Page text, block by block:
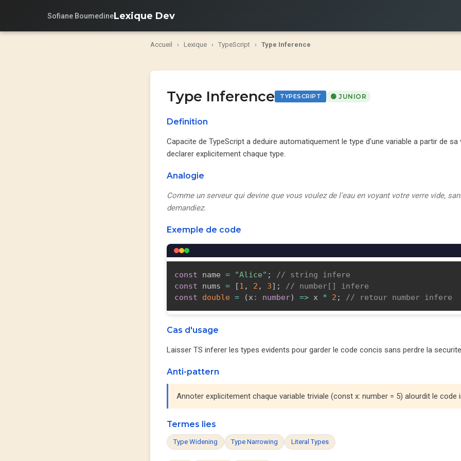
Sofiane BoumedineLexique Dev
Accueil › Lexique › TypeScript › Type Inference
Type Inference TYPESCRIPT 🟢 JUNIOR
Definition
Capacite de TypeScript a deduire automatiquement le type d'une variable a partir de sa
declarer explicitement chaque type.
Analogie
Comme un serveur qui devine que vous voulez de l'eau en voyant votre verre vide,
demandiez.
Exemple de code
const name = "Alice" ;
// string infere
const nums = [1 , 2 , 3] ;
// number[] infere
const
double = (x : number) => x * 2 ; // retour number infere
Cas d'usage
Laisser TS inferer les types evidents pour garder le code concis sans perdre la
Anti-pattern
Annoter explicitement chaque variable triviale (const x: number = 5) alourdit le code
Termes lies
Type Widening Type Narrowing Literal Types